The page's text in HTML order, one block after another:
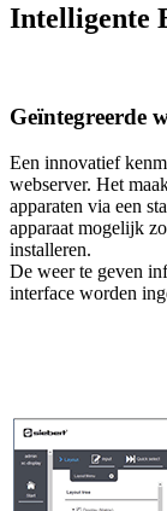
Intelligente
Geïntegreerde
Een innovatief
webserver. Het
apparaten via een
apparaat mogelijk
installeren.
De weer te geven
interface worden